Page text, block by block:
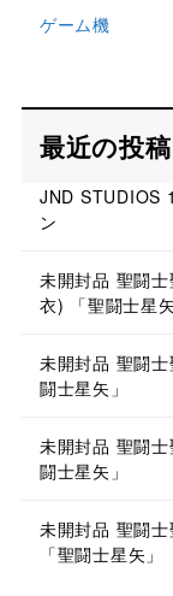
ゲーム機
最近の投稿
JND STUDIOS
ン
未開封品 聖闘
衣) 「聖闘士星矢
未開封品 聖闘
闘士星矢」
未開封品 聖闘
闘士星矢」
未開封品 聖闘
「聖闘士星矢」